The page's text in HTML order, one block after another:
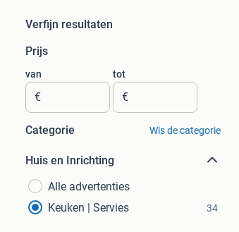
Verfijn resultaten
Prijs
van
€
tot
€
Categorie Wis de categorie
Huis en Inrichting
Alle advertenties
Keuken | Servies
34